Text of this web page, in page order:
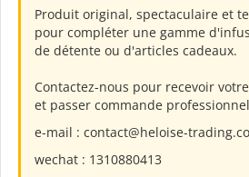
Produit original, spectaculaire et
pour compléter une gamme
de détente ou d'articles cadeaux.
Contactez-nous pour recevoir
et passer commande
e-mail : contact@heloise-
wechat : 1310880413